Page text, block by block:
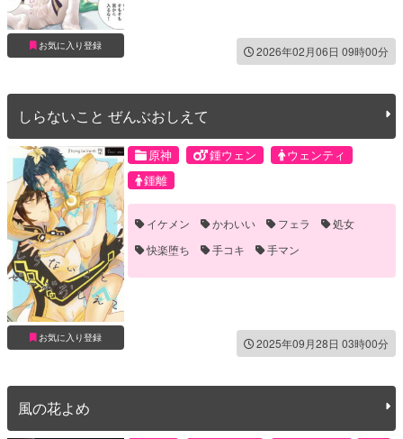
お気に入り登録 2026年02月06日 09時00分
しらないこと ぜんぶおしえて
お気に入り登録
原神 鍾ウェン
ウェンティ
鍾離
イケメン かわいい フェラ
処女
快楽堕ち
手コキ 手マン
2025年09月28日 03時00分
風の花よめ